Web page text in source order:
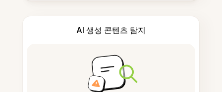
AI 생성 콘텐츠 탐지